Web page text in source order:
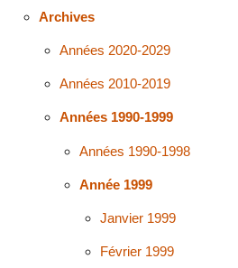
Archives
Années 2020-2029
Années 2010-2019
Années 1990-1999
Années 1990-1998
Année 1999
Janvier 1999
Février 1999